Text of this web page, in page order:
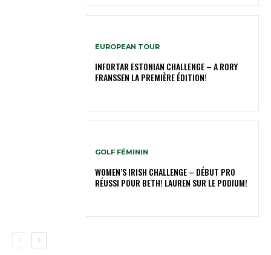
EUROPEAN TOUR
INFORTAR ESTONIAN CHALLENGE – A RORY
FRANSSEN LA PREMIÈRE ÉDITION!
GOLF FÉMININ
WOMEN’S IRISH CHALLENGE – DÉBUT PRO
RÉUSSI POUR BETH! LAUREN SUR LE PODIUM!